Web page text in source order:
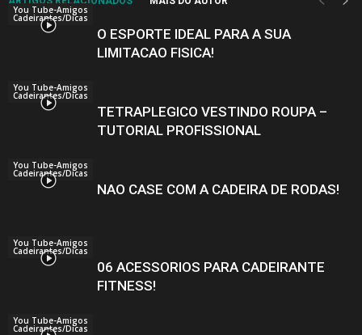
You Tube-Amigos
Cadeirantes/Dicas
O ESPORTE IDEAL PARA A SUA
LIMITACAO FISICA!
You Tube-Amigos
Cadeirantes/Dicas
TETRAPLEGICO VESTINDO ROUPA –
TUTORIAL PROFISSIONAL
You Tube-Amigos
Cadeirantes/Dicas
NAO CASE COM A CADEIRA DE RODAS!
You Tube-Amigos
Cadeirantes/Dicas
06 ACESSORIOS PARA CADEIRANTE
FITNESS!
You Tube-Amigos
Cadeirantes/Dicas